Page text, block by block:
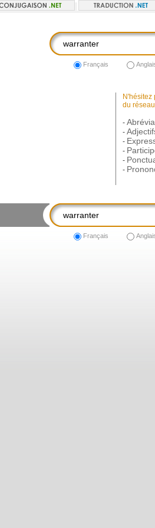
Français
N'hésitez
du réseau
-
-
-
-
-
-
Français